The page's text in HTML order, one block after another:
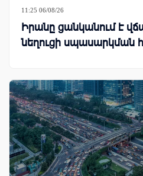
11:25 06/08/26
Իրանը ցանկանում է
նեղուցի սպասարկման